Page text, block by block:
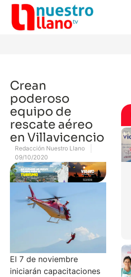
Crean
poderoso
equipo de
rescate aéreo
en Villavicencio
Redacción Nuestro Llano
09/10/2020
El 7 de noviembre
iniciarán capacitaciones